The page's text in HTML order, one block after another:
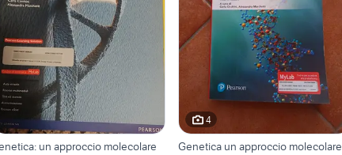
un approccio molecolare
4
Genetica un approccio molecolare